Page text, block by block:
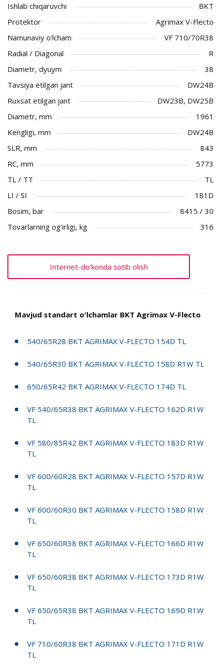
Ishlab chiqaruvchi
BKT
Protektor
Agrimax V-Flecto
Namunaviy o'lcham
VF 710/70R38
Radial / Diagonal
R
Diametr, dyuym
38
Tavsiya etilgan jant
DW24B
Ruxsat etilgan jant
DW23B, DW25B
Diametr, mm
1961
Kengligi, mm
DW24B
SLR, mm
843
RC, mm
5773
TL / TT
TL
LI / SI
181D
Bosim, bar
8415 / 30
Tovarlarning og'irligi, kg
316
Internet-do'konda sotib olish
Mavjud standart o'lchamlar BKT Agrimax V-Flecto
540/65R28 BKT AGRIMAX V-FLECTO 154D TL
540/65R30 BKT AGRIMAX V-FLECTO 158D R1W TL
650/65R42 BKT AGRIMAX V-FLECTO 174D TL
VF 540/65R38 BKT AGRIMAX V-FLECTO 162D R1W
TL
VF 580/85R42 BKT AGRIMAX V-FLECTO 183D R1W
TL
VF 600/60R28 BKT AGRIMAX V-FLECTO 157D R1W
TL
VF 600/60R30 BKT AGRIMAX V-FLECTO 158D R1W
TL
VF 650/60R38 BKT AGRIMAX V-FLECTO 166D R1W
TL
VF 650/60R38 BKT AGRIMAX V-FLECTO 173D R1W
TL
VF 650/65R38 BKT AGRIMAX V-FLECTO 169D R1W
TL
VF 710/60R38 BKT AGRIMAX V-FLECTO 171D R1W
TL